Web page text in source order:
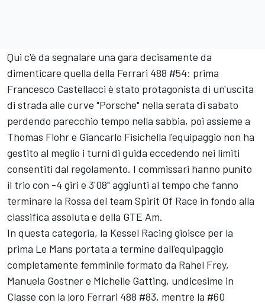
Qui c'è da segnalare una gara decisamente da
dimenticare quella della Ferrari 488 #54: prima
Francesco Castellacci è stato protagonista di un'uscita
di strada alle curve "Porsche" nella serata di sabato
perdendo parecchio tempo nella sabbia, poi assieme a
Thomas Flohr e Giancarlo Fisichella l'equipaggio non ha
gestito al meglio i turni di guida eccedendo nei limiti
consentiti dal regolamento. I commissari hanno punito
il trio con -4 giri e 3'08" aggiunti al tempo che fanno
terminare la Rossa del team Spirit Of Race in fondo alla
classifica assoluta e della GTE Am.
In questa categoria, la Kessel Racing gioisce per la
prima Le Mans portata a termine dall'equipaggio
completamente femminile formato da Rahel Frey,
Manuela Gostner e Michelle Gatting, undicesime in
Classe con la loro Ferrari 488 #83, mentre la #60